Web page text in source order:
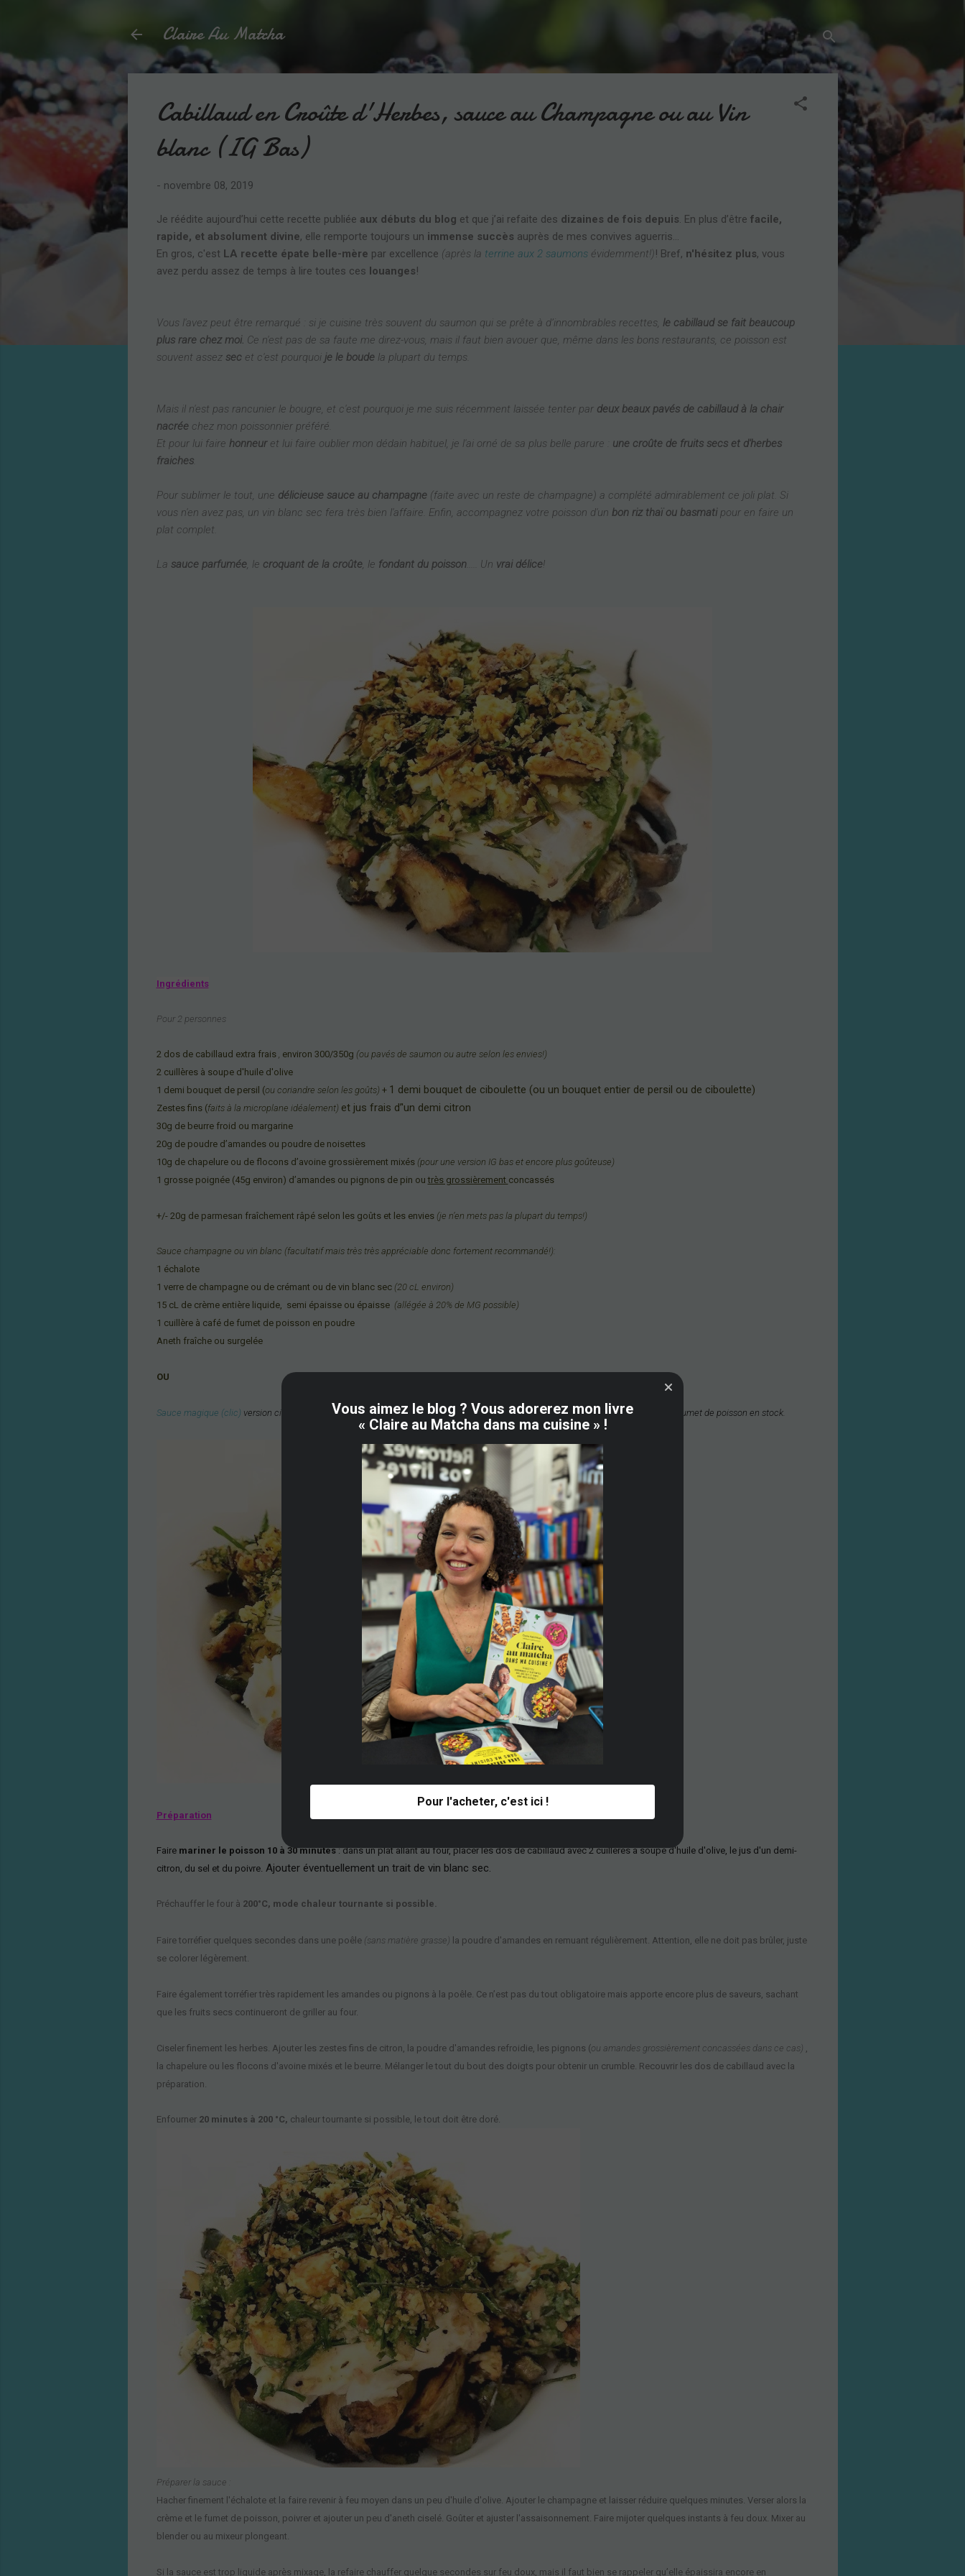
Claire Au Matcha
Cabillaud en Croûte d'Herbes, sauce au Champagne ou au Vin
blanc (IG Bas)
- novembre 08, 2019
Je réédite aujourd’hui cette recette publiée aux débuts du blog et que j’ai refaite des dizaines de fois depuis . En plus d’être facile,
rapide, et absolument divine, elle remporte toujours un immense succès auprès de mes convives aguerris...
En gros, c'est LA recette épate belle-mère par excellence (après la terrine aux 2 saumonsévidemment!)! Bref, n'hésitez plus, vous
avez perdu assez de temps à lire toutes ces louanges!
Vous l'avez peut être remarqué : si je cuisine très souvent du saumon qui se prête à d’innombrables recettes, le cabillaud se fait beaucoup
plus rare chez moi. Ce n'est pas de sa faute me direz-vous, mais il faut bien avouer que, même dans les bons restaurants, ce poisson est
souvent assez sec et c'est pourquoi je le boudela plupart du temps.
Mais il n'est pas rancunier le bougre, et c'est pourquoi je me suis récemment laissée tenter par deux beaux pavés de cabillaud à la chair
nacréechez mon poissonnier préféré.
Et pour lui faire honneuret lui faire oublier mon dédain habituel, je l'ai orné de sa plus belle parure : une croûte de fruits secs et d'herbes
fraiches.
Pour sublimer le tout, une délicieuse sauce au champagne(faite avec un reste de champagne) a complété admirablement ce joli plat. Si
vous n'en avez pas, un vin blanc sec fera très bien l'affaire. Enfin, accompagnez votre poisson d'un bon riz thaï ou basmati pour en faire un
plat complet.
La sauce parfumée, le croquant de la croûte, le fondant du poisson..... Un vrai délice!
Ingrédients
Pour 2 personnes
2 dos de cabillaud extra frais, environ 300/350g (ou pavés de saumon ou autre selon les envies!)
2 cuillères à soupe d'huile d'olive
1 demi bouquet de persil (ou coriandre selon les goûts) + 1 demi bouquet de ciboulette (ou un bouquet entier de persil ou de ciboulette)
Zestes fins (faits à la microplane idéalement) et jus frais d’'un demi citron
30g de beurre froid ou margarine
20g de poudre d’amandes ou poudre de noisettes
10g de chapelure ou de flocons d’avoine grossièrement mixés (pour une version IG bas et encore plus goûteuse)
1 grosse poignée (45g environ) d’amandes ou pignons de pin outrès grossièrement concassés
+/- 20g de parmesan fraîchement râpé selon les goûts et les envies(je n’en mets pas la plupart du temps!)
Sauce champagne ou vin blanc (facultatif mais très très appréciable donc fortement recommandé!):
1 échalote
1 verre de champagne ou de crémant ou de vin blanc sec (20 cL environ)
15 cL de crème entière liquide, semi épaisse ou épaisse (allégée à 20% de MG possible)
1 cuillère à café de fumet de poisson en poudre
Aneth fraîche ou surgelée
OU
Sauce magique (clic) version ciboulette (à la place du thym) et sans Tabasco. Un régal également!!! Option parfaite si on n’a pas de fumet de poisson en stock.
Préparation
Faire mariner le poisson 10 à 30 minutes: dans un plat allant au four, placer les dos de cabillaud avec 2 cuillères à soupe d'huile d'olive, le jus d'un demi-
citron, du sel et du poivre. Ajouter éventuellement un trait de vin blanc sec.
Préchauffer le four à 200°C, mode chaleur tournante si possible.
Faire torréfier quelques secondes dans une poêle (sans matière grasse) la poudre d'amandes en remuant régulièrement. Attention, elle ne doit pas brûler, juste
se colorer légèrement.
Faire également torréfier très rapidement les amandes ou pignons à la poêle. Ce n’est pas du tout obligatoire mais apporte encore plus de saveurs, sachant
que les fruits secs continueront de griller au four.
Ciseler finement les herbes. Ajouter les zestes fins de citron, la poudre d'amandes refroidie, les pignons (ou amandes grossièrement concassées dans ce cas)
la chapelure ou les flocons d'avoine mixés et le beurre. Mélanger le tout du bout des doigts pourobtenir un crumble. Recouvrir les dos de cabillaud avec la
préparation.
Enfourner 20 minutes à 200 °C, chaleur tournante si possible, le tout doit être doré.
Préparer la sauce
Hacher finement l'échalote et la faire revenir à feu moyen dans un peu d'huile d'olive. Ajouter le champagne et laisser réduire quelques minutes. Verser alors la
crème et le fumet de poisson, poivrer et ajouterun peu d'aneth ciselé. Goûter et ajuster l'assaisonnement. Faire mijoter quelques instants à feu doux. Mixer au
blender ou au mixeur plongeant.
Si la sauce est trop liquide après mixage, la refaire chauffer quelque secondes sur feu doux, mais il faut bien se rappeler qu’elle épaissira encore en
Vous aimez le blog ? Vous adorerez mon livre
« Claire au Matcha dans ma cuisine » !
Pour l'acheter, c'est ici !